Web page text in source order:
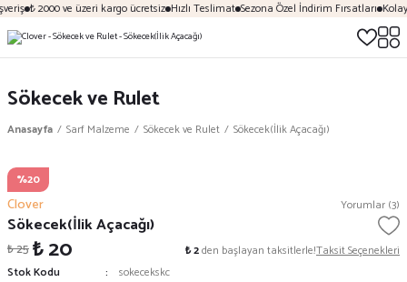
₺ 2000 ve üzeri kargo ücretsiz Hızlı Teslimat Sezona Özel İndirim Fırsatları
Sökecek ve Rulet
Anasayfa Sarf Malzeme Sökecek ve Rulet Sökecek(İlik Açacağı)
%20
Clover Yorumlar (3)
Sökecek(İlik Açacağı)
₺ 25₺ 20 ₺ 2den başlayan taksitlerle!Taksit Seçenekleri
Stok Kodu
sokecekskc